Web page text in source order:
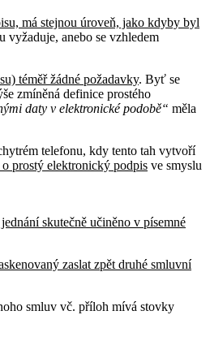
má stejnou úroveň, jako kdyby byl
vyžaduje, anebo se vzhledem
téměř žádné požadavky. Byť se
zmíněná definice prostého
daty v elektronické podobě“ měla
telefonu, kdy tento tah vytvoří
prostý elektronický podpis ve smyslu
skutečně učiněno v písemné
zaslat zpět druhé smluvní
smluv vč. příloh mívá stovky